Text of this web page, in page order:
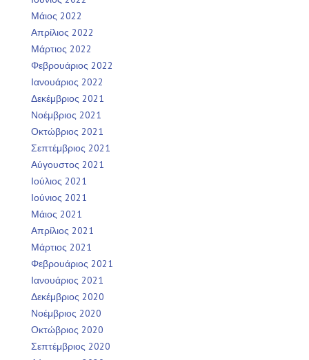
Μάιος 2022
Απρίλιος 2022
Μάρτιος 2022
Φεβρουάριος 2022
Ιανουάριος 2022
Δεκέμβριος 2021
Νοέμβριος 2021
Οκτώβριος 2021
Σεπτέμβριος 2021
Αύγουστος 2021
Ιούλιος 2021
Ιούνιος 2021
Μάιος 2021
Απρίλιος 2021
Μάρτιος 2021
Φεβρουάριος 2021
Ιανουάριος 2021
Δεκέμβριος 2020
Νοέμβριος 2020
Οκτώβριος 2020
Σεπτέμβριος 2020